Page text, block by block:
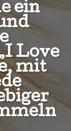
ein
Love
mit